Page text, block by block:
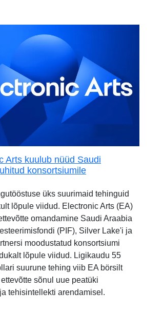
Arts kuulub nüüd Saudi
konsortsiumile
üks suurimaid tehinguid
lõpule viidud. Electronic Arts (EA)
omandamine Saudi Araabia
(PIF), Silver Lake'i ja
moodustatud konsortsiumi
lõpule viidud. Ligikaudu 55
suurune tehing viib EA börsilt
sõnul uue peatüki
tehisintellekti arendamisel.